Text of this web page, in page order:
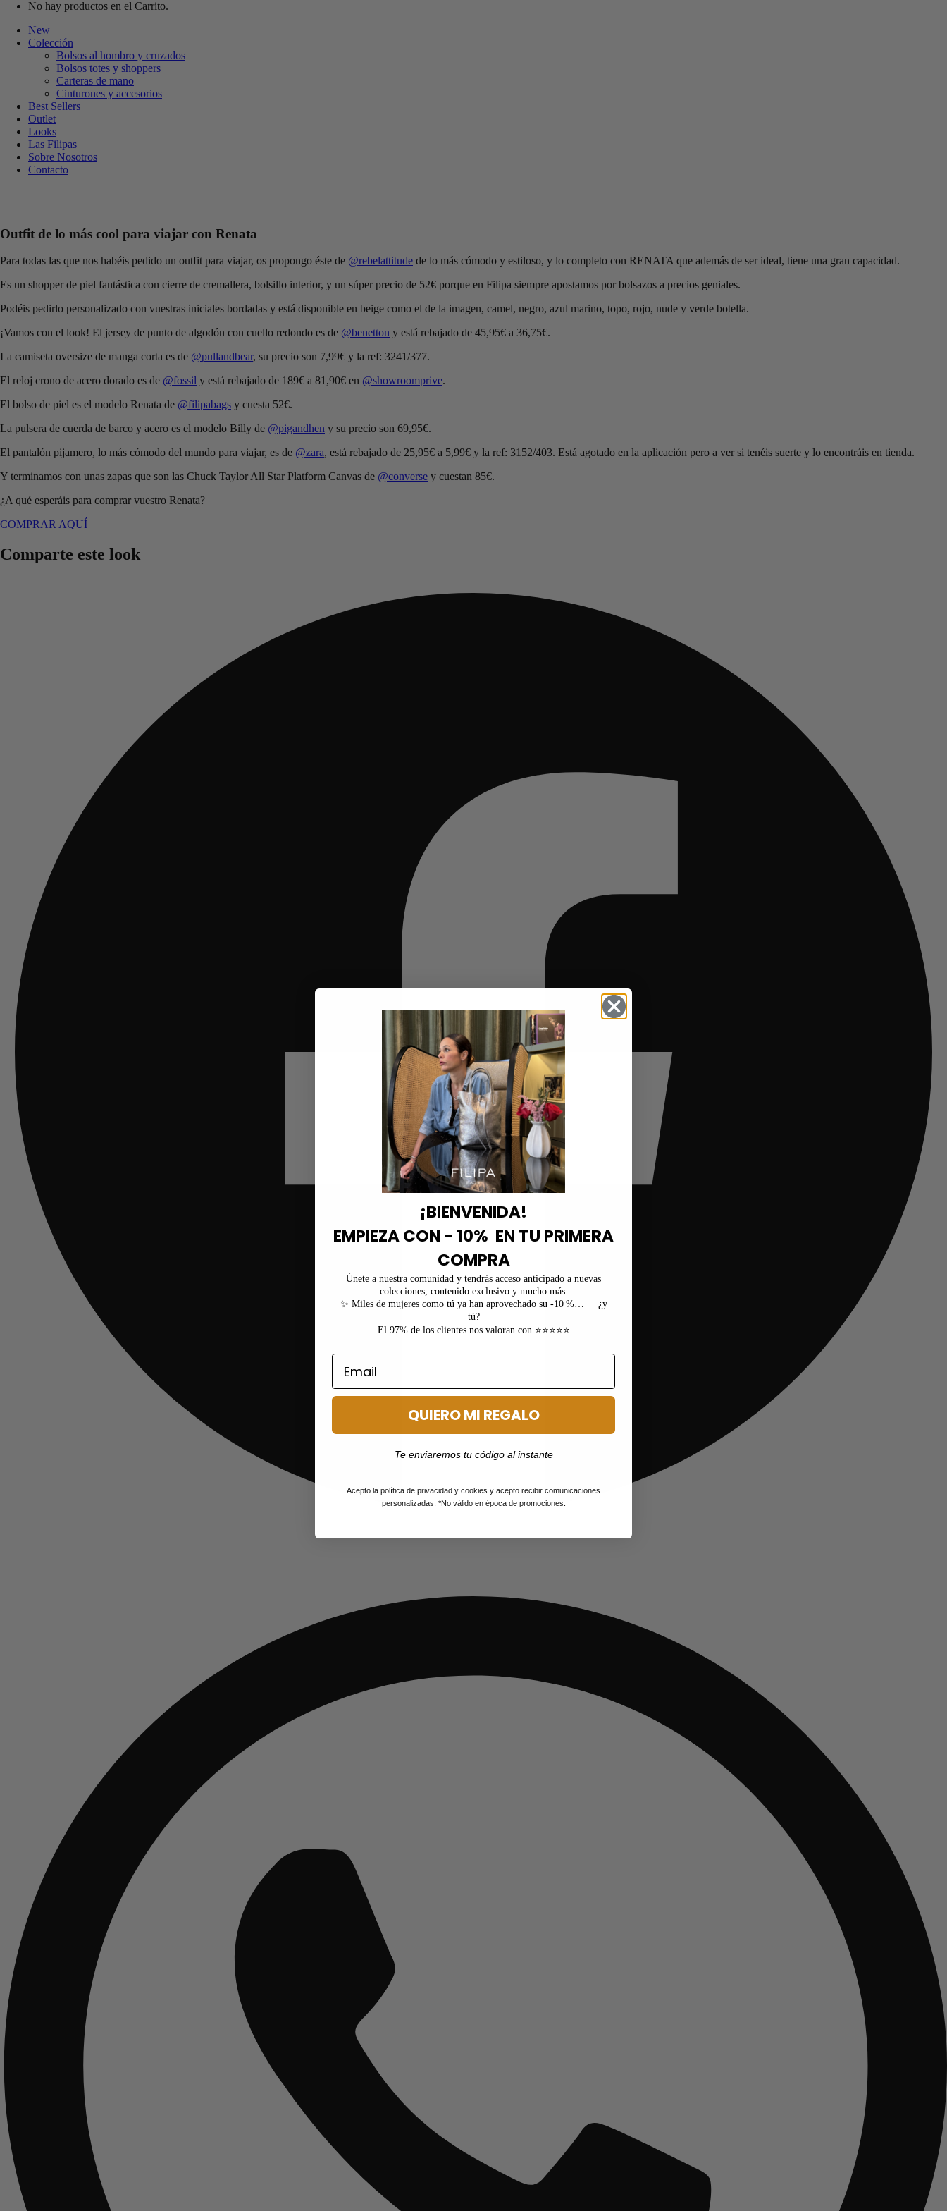
No hay productos en el Carrito.
New
Colección
Bolsos al hombro y cruzados
Bolsos totes y shoppers
Carteras de mano
Cinturones y accesorios
Best Sellers
Outlet
Looks
Las Filipas
Sobre Nosotros
Contacto
Outfit de lo más cool para viajar con Renata
Para todas las que nos habéis pedido un outfit para viajar, os propongo éste de @rebelattitude de lo más cómodo y estiloso, y lo completo con RENATA que además de ser ideal, tiene una gran capacidad.
Es un shopper de piel fantástica con cierre de cremallera, bolsillo interior, y un súper precio de 52€ porque en Filipa siempre apostamos por bolsazos a precios geniales.
Podéis pedirlo personalizado con vuestras iniciales bordadas y está disponible en beige como el de la imagen, camel, negro, azul marino, topo, rojo, nude y verde botella.
¡Vamos con el look! El jersey de punto de algodón con cuello redondo es de @benetton y está rebajado de 45,95€ a 36,75€.
La camiseta oversize de manga corta es de @pullandbear, su precio son 7,99€ y la ref: 3241/377.
El reloj crono de acero dorado es de @fossil y está rebajado de 189€ a 81,90€ en @showroomprive.
El bolso de piel es el modelo Renata de @filipabags y cuesta 52€.
La pulsera de cuerda de barco y acero es el modelo Billy de @pigandhen y su precio son 69,95€.
El pantalón pijamero, lo más cómodo del mundo para viajar, es de @zara, está rebajado de 25,95€ a 5,99€ y la ref: 3152/403. Está agotado en la aplicación pero a ver si tenéis suerte y lo encontráis en tienda.
Y terminamos con unas zapas que son las Chuck Taylor All Star Platform Canvas de @converse y cuestan 85€.
¿A qué esperáis para comprar vuestro Renata?
COMPRAR AQUÍ
Comparte este look
¡BIENVENIDA!
EMPIEZA CON - 10% EN TU PRIMERA
COMPRA
Únete a nuestra comunidad y tendrás acceso anticipado a nuevas
colecciones, contenido exclusivo y mucho más.
✨ Miles de mujeres como tú ya han aprovechado su -10 %… ¿y
tú?
El 97% de los clientes nos valoran con ⭐⭐⭐⭐⭐
QUIERO MI REGALO
Te enviaremos tu código al instante
Acepto la política de privacidad y cookies y acepto recibir comunicaciones
personalizadas. *No válido en época de promociones.